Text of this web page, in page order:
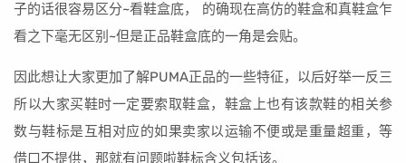
子的话很容易区分~看鞋盒底， 的确现在高仿的鞋盒和真鞋盒乍
看之下毫无区别~但是正品鞋盒底的一角是会贴。
因此想让大家更加了解PUMA正品的一些特征，以后好举一反三
所以大家买鞋时一定要索取鞋盒，鞋盒上也有该款鞋的相关参
数与鞋标是互相对应的如果卖家以运输不便或是重量超重，等
借口不提供，那就有问题啦鞋标含义包括该。